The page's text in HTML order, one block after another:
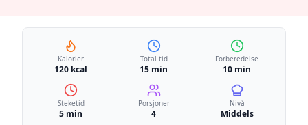
Kalorier
120 kcal
Total tid
15 min
Forberedelse
10 min
Steketid
5 min
Porsjoner
4
Nivå
Middels